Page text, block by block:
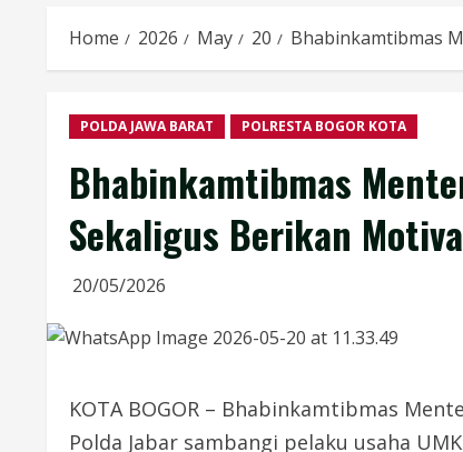
Home 2026 May 20 Bhabinkamtibmas
POLDA JAWA BARAT POLRESTA BOGOR KOTA
Bhabinkamtibmas
Sekaligus Berikan
20/05/2026
KOTA BOGOR – Bhabinkamtibmas
Polda Jabar sambangi pelaku usaha